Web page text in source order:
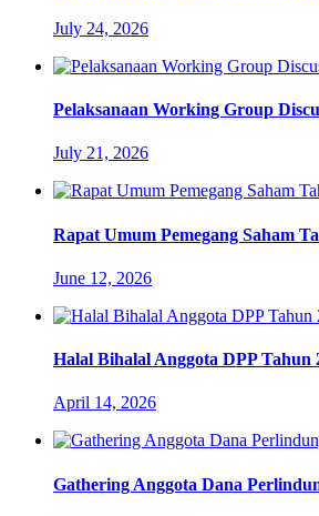
July 24, 2026
Pelaksanaan Working Group
July 21, 2026
Rapat Umum Pemegang Saham
June 12, 2026
Halal Bihalal Anggota DPP Tahun
April 14, 2026
Gathering Anggota Dana